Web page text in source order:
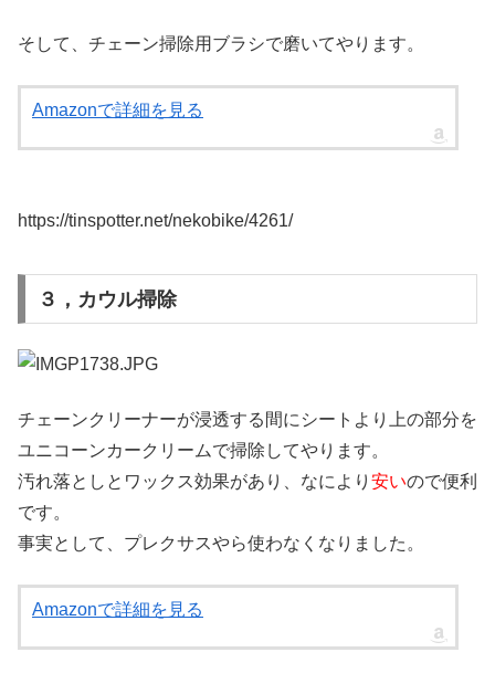
そして、チェーン掃除用ブラシで磨いてやります。
Amazonで詳細を見る
https://tinspotter.net/nekobike/4261/
３，カウル掃除
チェーンクリーナーが浸透する間にシートより上の部分を
ユニコーンカークリームで掃除してやります。
汚れ落としとワックス効果があり、なにより 安いので便利
です。
事実として、プレクサスやら使わなくなりました。
Amazonで詳細を見る